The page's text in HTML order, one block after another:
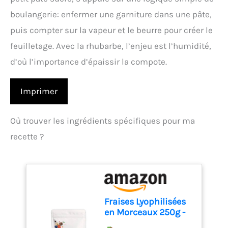
boulangerie: enfermer une garniture dans une pâte,
puis compter sur la vapeur et le beurre pour créer le
feuilletage. Avec la rhubarbe, l’enjeu est l’humidité,
d’où l’importance d’épaissir la compote.
Imprimer
Où trouver les ingrédients spécifiques pour ma
recette ?
Fraises Lyophilisées
en Morceaux 250g -